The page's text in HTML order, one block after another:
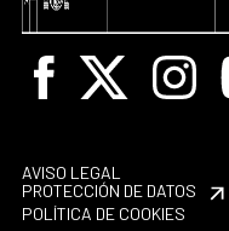
Facebook
X
AVISO LEGAL
PROTECCIÓN DE DATOS
POLÍTICA DE COOKIES